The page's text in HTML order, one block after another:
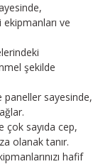
ve
şekilde
paneller sayesinde,
çok sayıda cep,
olanak tanır.
hafif